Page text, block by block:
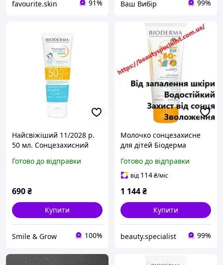
favourite.skin 91% Ваш Вибір 99%
Найсвіжіший 11/2028 р.
50 мл. Сонцезахисний
Photoderm Pediatrics
Готово до відправки
690₴
Купити
Smile & Grow 100%
Молочко сонцезахисне
для дітей Біодерма
Photoderm Kid SPF 50+
Готово до відправки
від 114₴/міс
1 144₴
Купити
beauty.specialist 99%